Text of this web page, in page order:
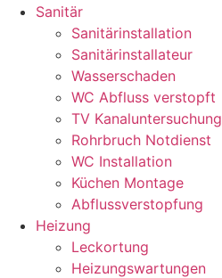
Sanitär
Sanitärinstallation
Sanitärinstallateur
Wasserschaden
WC Abfluss verstopft
TV Kanaluntersuchung
Rohrbruch Notdienst
WC Installation
Küchen Montage
Abflussverstopfung
Heizung
Leckortung
Heizungswartungen